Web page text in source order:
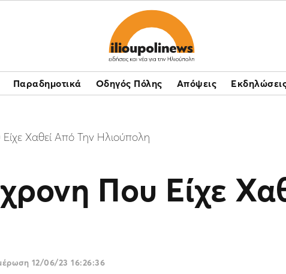
Παραδημοτικά Οδηγός Πόλης Απόψεις
Χαθεί Από Την Ηλιούπολη
Που Είχε
12/06/23 16:26:36